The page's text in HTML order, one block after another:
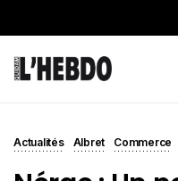
Actualités Albret Commerce